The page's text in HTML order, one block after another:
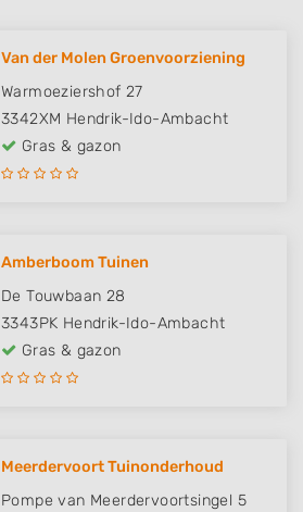
Van der Molen Groenvoorziening
Warmoeziershof 27
3342XM Hendrik-Ido-Ambacht
Gras & gazon
Amberboom Tuinen
De Touwbaan 28
3343PK Hendrik-Ido-Ambacht
Gras & gazon
Meerdervoort Tuinonderhoud
Pompe van Meerdervoortsingel 5